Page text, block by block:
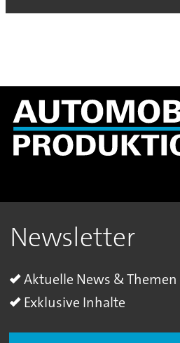
Newsletter
Aktuelle News & Themen
Exklusive Inhalte